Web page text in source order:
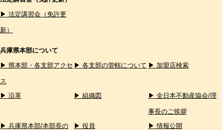
▶ 法定講習会（免許更
新）
兵庫県本部について
▶ 県本部・各支部アクセ
ス
▶ 各支部の管轄について ▶ 加盟店検索
▶ 沿革 ▶ 組織図 ▶ 全日本不動産協会/理
事長のご挨拶
▶ 兵庫県本部/本部長の
▶ 役員 ▶ 情報公開